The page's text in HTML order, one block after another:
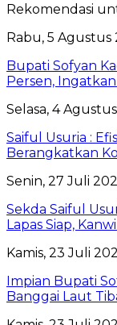
Rekomendasi
Rabu, 5 Agustus
Bupati Sofyan
Persen, Ingatkan
Selasa, 4
Saiful Usuria :
Berangkatkan
Senin, 27 Juli
Sekda Saiful
Lapas Siap,
Kamis, 23 Juli
Impian Bupati
Banggai Laut